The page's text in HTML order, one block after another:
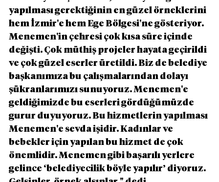
yapılması gerektiğinin en güzel örneklerini
hem İzmir'e hem Ege Bölgesi'ne gösteriyor.
Menemen'in çehresi çok kısa süre içinde
değişti. Çok müthiş projeler hayata geçirildi
ve çok güzel eserler üretildi. Biz de belediye
başkanımıza bu çalışmalarından dolayı
şükranlarımızı sunuyoruz. Menemen'e
geldiğimizde bu eserleri gördüğümüzde
gurur duyuyoruz. Bu hizmetlerin yapılması
Menemen'e sevda işidir. Kadınlar ve
bebekler için yapılan bu hizmet de çok
önemlidir. Menemen gibi başarılı yerlere
gelince ‘belediyecilik böyle yapılır’ diyoruz.